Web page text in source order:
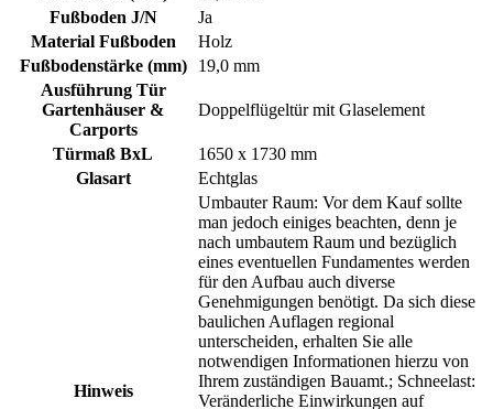
Fußboden J/N
Ja
Material Fußboden
Holz
Fußbodenstärke (mm)
19,0 mm
Ausführung Tür
Gartenhäuser &
Carports
Doppelflügeltür mit Glaselement
Türmaß BxL
1650 x 1730 mm
Glasart
Echtglas
Hinweis
Umbauter Raum: Vor dem Kauf sollte
man jedoch einiges beachten, denn je
nach umbautem Raum und bezüglich
eines eventuellen Fundamentes werden
für den Aufbau auch diverse
Genehmigungen benötigt. Da sich diese
baulichen Auflagen regional
unterscheiden, erhalten Sie alle
notwendigen Informationen hierzu von
Ihrem zuständigen Bauamt.; Schneelast:
Veränderliche Einwirkungen auf